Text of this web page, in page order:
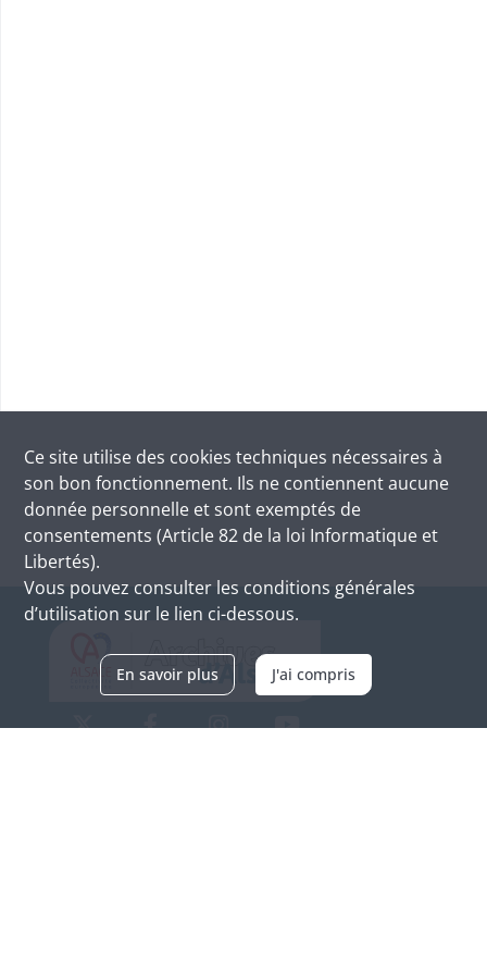
Ce site utilise des cookies techniques nécessaires à
son bon fonctionnement. Ils ne contiennent aucune
donnée personnelle et sont exemptés de
consentements (Article 82 de la loi Informatique et
Libertés).
Vous pouvez consulter les conditions générales
d’utilisation sur le lien ci-dessous.
En savoir plus J'ai compris